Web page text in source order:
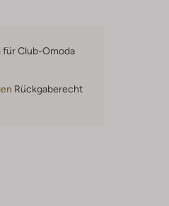
für Club-Omoda
Rückgaberecht